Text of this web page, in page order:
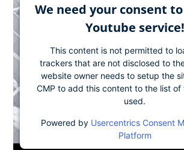
We need your consent
Youtube service!
This content is not permitted to
trackers that are not disclosed to
website owner needs to setup the
CMP to add this content to the list of
used.
Powered by Usercentrics Consent
Platform